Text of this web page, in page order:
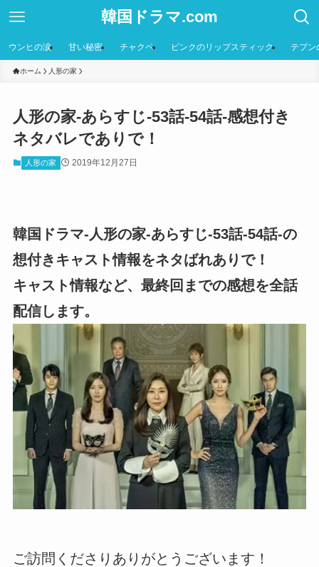
韓国ドラマ.com
ウンヒの涙 甘い秘密 チャクペ ピンクのリップスティック テプン
ホーム 人形の家
人形の家-あらすじ-53話-54話-感想付き
ネタバレでありで！
人形の家 2019年12月27日
韓国ドラマ-人形の家-あらすじ-53話-54話-の
想付きキャスト情報をネタばれありで！
キャスト情報など、最終回までの感想を全話
配信します。
ご訪問くださりありがとうございます！